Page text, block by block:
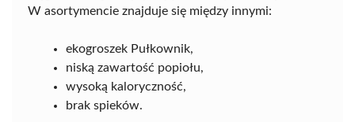
W asortymencie znajduje się między innymi:
ekogroszek Pułkownik,
niską zawartość popiołu,
wysoką kaloryczność,
brak spieków.